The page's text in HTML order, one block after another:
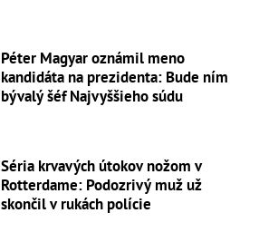
Péter Magyar oznámil meno
kandidáta na prezidenta: Bude ním
bývalý šéf Najvyššieho súdu
Séria krvavých útokov nožom v
Rotterdame: Podozrivý muž už
skončil v rukách polície